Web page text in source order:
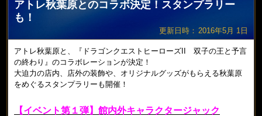
アトレ秋葉原とのコラボ決定！スタンプラリー
も！
更新日時： 2016年5月 1日
アトレ秋葉原と、『ドラゴンクエストヒーローズII 双子の王と予言
の終わり』のコラボレーションが決定！
大迫力の店内、店外の装飾や、オリジナルグッズがもらえる秋葉原
をめぐるスタンプラリーも開催！
【イベント第１弾】館内外キャラクタージャック